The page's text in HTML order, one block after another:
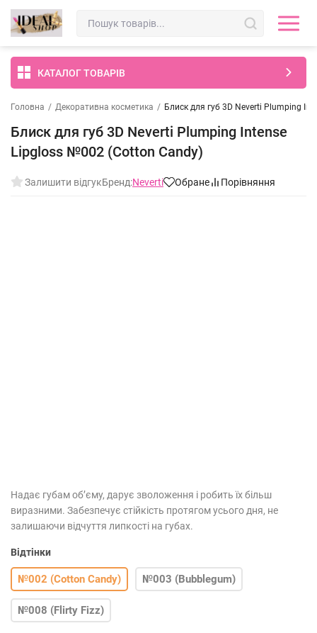
КАТАЛОГ ТОВАРІВ
Головна / Декоративна косметика / Блиск для губ 3D Neverti Plumping
Блиск для губ 3D Neverti Plumping Intense
Lipgloss №002 (Cotton Candy)
Залишити відгукБренд:Neverti Обране Порівняння
Надає губам обʼєму, дарує зволоження і робить їх більш
виразними. Забезпечує стійкість протягом усього дня, не
залишаючи відчуття липкості на губах.
Відтінки
№002 (Cotton Candy) №003 (Bubblegum)
№008 (Flirty Fizz)